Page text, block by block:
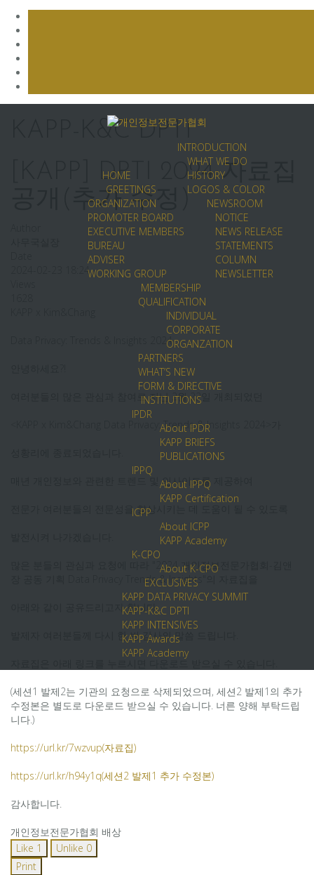
HOME
GREETINGS
INTRODUCTION
WHAT WE DO
HISTORY
LOGOS & COLOR
ORGANIZATION
PROMOTER BOARD
EXECUTIVE MEMBERS
BUREAU
ADVISER
WORKING GROUP
NEWSROOM
NOTICE
NEWS RELEASE
STATEMENTS
COLUMN
NEWSLETTER
MEMBERSHIP
QUALIFICATION
INDIVIDUAL
CORPORATE
ORGANZATION
PARTNERS
WHAT’S NEW
FORM & DIRECTIVE
INSTITUTIONS
IPDR
About IPDR
KAPP BRIEFS
PUBLICATIONS
IPPQ
About IPPQ
KAPP Certification
ICPP
About ICPP
KAPP Academy
K-CPO
About K-CPO
EXCLUSIVES
KAPP DATA PRIVACY SUMMIT
KAPP-K&C DPTI
KAPP INTENSIVES
KAPP Awards
KAPP Academy
KAPP-K&C DPTI
[KAPP] DPTI 2024 자료집
공개(추가 수정)
2024-02-23 18:24
Data Privacy: Trends & Insights 2024
여러분들의 많은 관심과 참여로 지난 2월 22일 개최되었던
<KAPP x Kim&Chang Data Privacy: Trends & Insights 2024>가
매년 개인정보와 관련한 트렌드 및 인사이트를 제공하여
전문가 여러분들의 전문성을 향상시키는 데 도움이 될 수 있도록
많은 분들의 관심과 요청에 따라 "2024 개인정보전문가협회-김앤
장 공동 기획 Data Privacy Trends & Insights"의 자료집을
아래와 같이 공유드리고자 합니다.
발제자 여러분들께 다시 한 번 감사의 말씀 드립니다.
자료집은 아래 링크를 누르시면 다운로드 받으실 수 있습니다.
(세션1 발제2는 기관의 요청으로 삭제되었으며, 세션2 발제1의 추가
수정본은 별도로 다운로드 받으실 수 있습니다. 너른 양해 부탁드립
니다.)
https://url.kr/7wzvup(자료집)
https://url.kr/h94y1q(세션2 발제1 추가 수정본)
감사합니다.
개인정보전문가협회 배상
Like 1 Unlike 0
Print